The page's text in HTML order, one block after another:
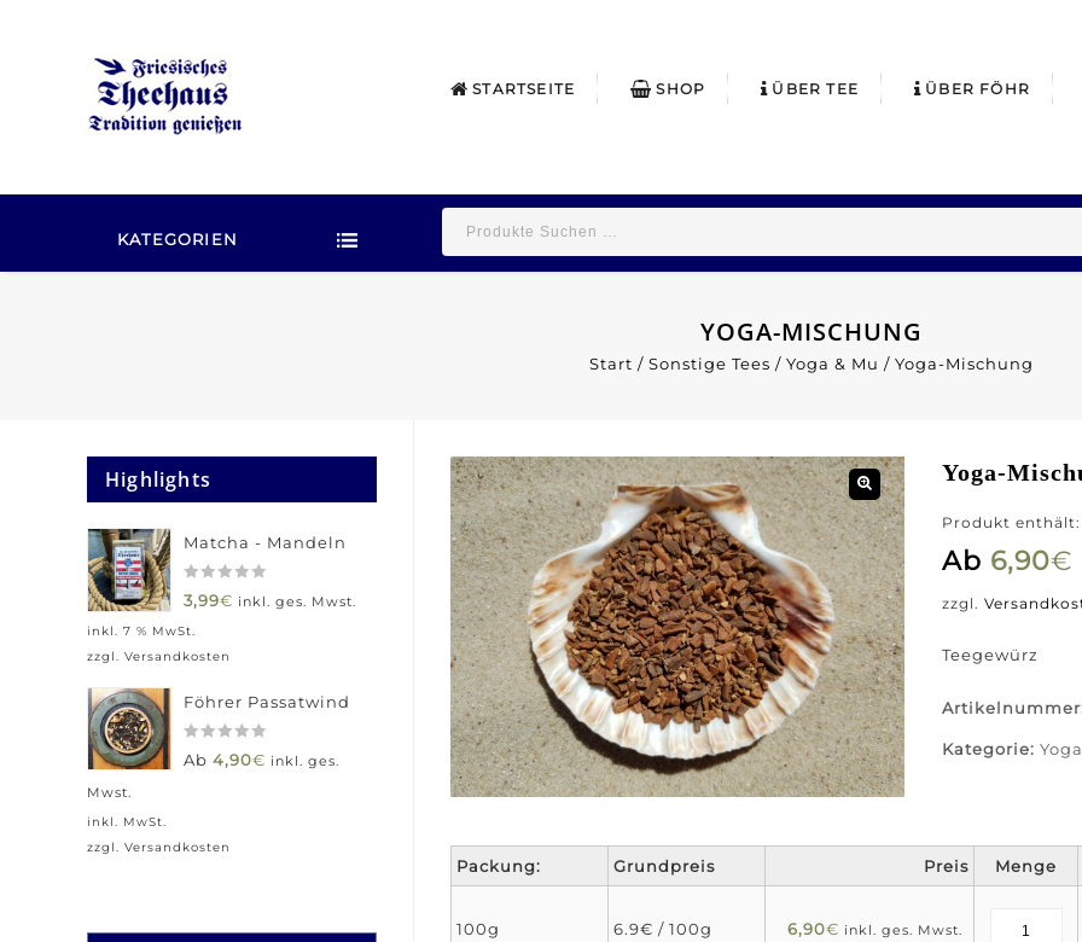
STARTSEITE SHOP ÜBER TEE ÜBER FÖHR
KATEGORIEN
YOGA-MISCHUNG
Start / Sonstige Tees / Yoga & Mu / Yoga-Mischung
Yoga-
Produkt
Ab 6,90€
zzgl.
Teegewürz
Kategorie:
Packung: Grundpreis Preis Menge
100g 6.9€ / 100g 6,90€ inkl. ges. Mwst.
Highlights
Matcha - Mandeln
0
of
5
3,99€ inkl. ges. Mwst.
inkl. 7 % MwSt.
zzgl. Versandkosten
Föhrer Passatwind
0
Ab 4,90€ inkl. ges.
Mwst.
inkl. MwSt.
zzgl. Versandkosten